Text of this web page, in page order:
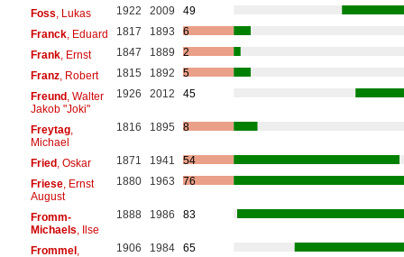
Foss , Lukas 1922 2009
49
Franck, Eduard 1817 1893
6
Frank, Ernst 1847 1889
2
Franz, Robert 1815 1892
5
Freund, Walter
Jakob "Joki"
1926 2012 45
Freytag,
Michael
1816 1895 8
Fried, Oskar 1871 1941
54
Friese, Ernst
August
1880 1963 76
Fromm-
Michaels , Ilse
1888 1986 83
Frommel,
1906 1984 65